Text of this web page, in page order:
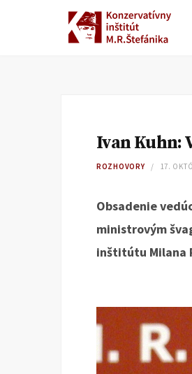
Ivan Kuhn:
ROZHOVORY 17.
Obsadenie
ministrovým
inštitútu Milana